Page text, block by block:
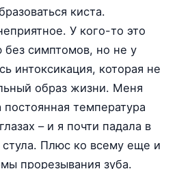
киста.
У кого-то это
без симптомов, но не у
интоксикация, которая не
образ жизни. Меня
температура
– и я почти падала в
стула. Плюс ко всему еще и
прорезывания зуба.